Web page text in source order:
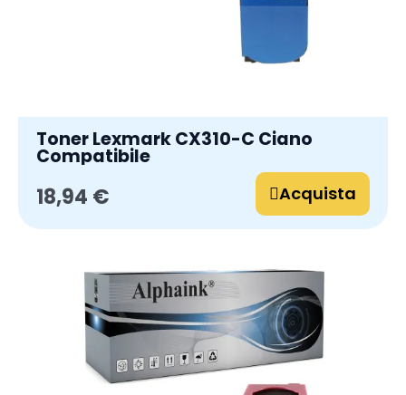
Toner Lexmark CX310-C Ciano
Compatibile
18,94 € Acquista